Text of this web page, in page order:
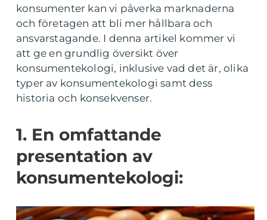
konsumenter kan vi påverka marknaderna
och företagen att bli mer hållbara och
ansvarstagande. I denna artikel kommer vi
att ge en grundlig översikt över
konsumentekologi, inklusive vad det är, olika
typer av konsumentekologi samt dess
historia och konsekvenser.
1. En omfattande
presentation av
konsumentekologi: